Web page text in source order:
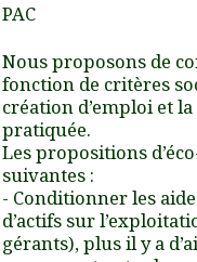
PAC
Nous proposons de
fonction de critères
création d’emploi et
pratiquée.
Les propositions
suivantes :
- Conditionner les
d’actifs sur
gérants), plus il y a